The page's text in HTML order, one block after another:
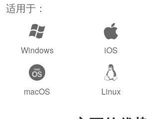
适用于：
Windows iOS
macOS Linux